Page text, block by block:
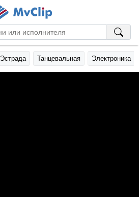
Эстрада Танцевальная Электроника